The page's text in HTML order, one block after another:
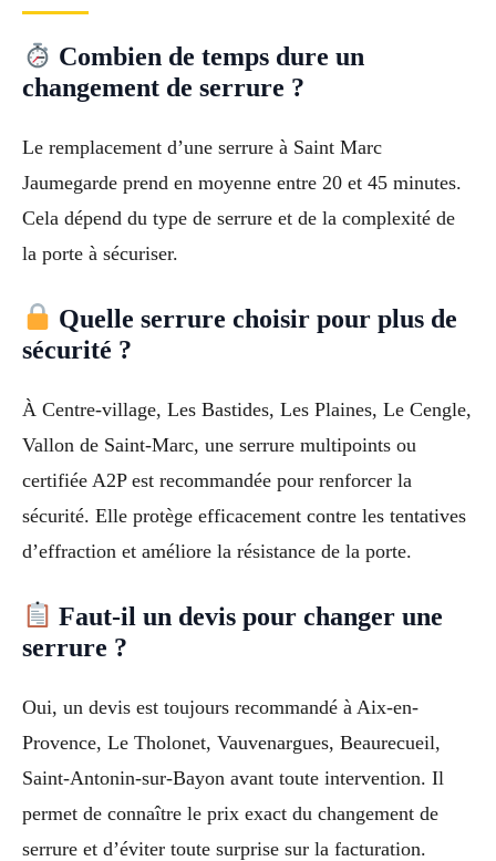
Combien de temps dure un
changement de serrure ?
Le remplacement d’une serrure à Saint Marc
Jaumegarde prend en moyenne entre 20 et 45 minutes.
Cela dépend du type de serrure et de la complexité de
la porte à sécuriser.
Quelle serrure choisir pour plus de
sécurité ?
À Centre-village, Les Bastides, Les Plaines, Le Cengle,
Vallon de Saint-Marc, une serrure multipoints ou
certifiée A2P est recommandée pour renforcer la
sécurité. Elle protège efficacement contre les tentatives
d’effraction et améliore la résistance de la porte.
Faut-il un devis pour changer une
serrure ?
Oui, un devis est toujours recommandé à Aix-en-
Provence, Le Tholonet, Vauvenargues, Beaurecueil,
Saint-Antonin-sur-Bayon avant toute intervention. Il
permet de connaître le prix exact du changement de
serrure et d’éviter toute surprise sur la facturation.